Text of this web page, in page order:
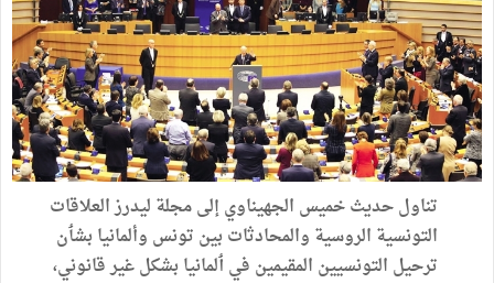
تناول حديث خميس الجهيناوي إلى مجلة ليدرز العلاقات
التونسية الروسية والمحادثات بين تونس وألمانيا بشٲن
ترحيل التونسيين المقيمين في ٲلمانيا بشكل غير قانوني،